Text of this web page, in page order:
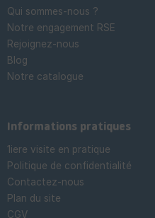
Qui sommes-nous ?
Notre engagement RSE
Rejoignez-nous
Blog
Notre catalogue
Informations pratiques
1iere visite en pratique
Politique de confidentialité
Contactez-nous
Plan du site
CGV